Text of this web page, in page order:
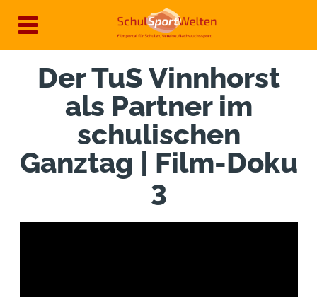
zum
Der TuS Vinnhorst
als Partner im
schulischen
Ganztag | Film-Doku
3